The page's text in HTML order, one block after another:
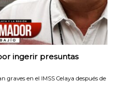
ingerir presuntas
graves en el IMSS Celaya después de